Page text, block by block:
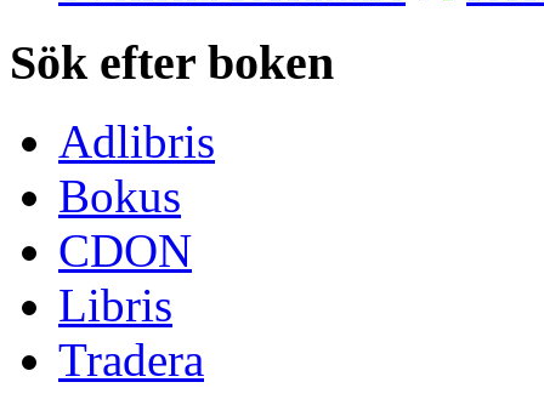
Sök efter boken
Adlibris
Bokus
CDON
Libris
Tradera